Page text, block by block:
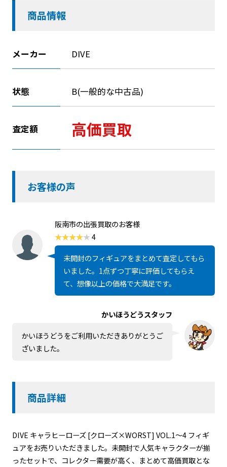
商品情報
メーカー DIVE
状態 B(一般的な中古品)
査定額 高価買取
お客様の声
阪南市の出張買取のお客様
4
未開封のフィギュアをまとめて査定してもら
いました。1点ずつ丁寧に評価してもらえ
て、想像以上の価格で大満足です。
かいほうどうスタッフ
かいほうどうをご利用いただきありがとうご
ざいました。
商品詳細
DIVE キャラヒーローズ [クローズ×WORST] VOL.1～4 フィギ
ュアをお売りいただきました。未開封で人気キャラクターが揃
ったセットで、コレクター需要が高く、まとめて高価買取とな